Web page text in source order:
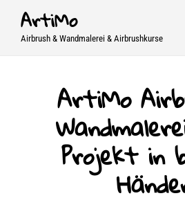
SkipArtiMo
Airbrush & Wandmalerei & Airbrushkurse
ArtiMo
Projekt in